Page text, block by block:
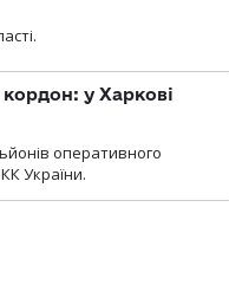
кордон: у Харкові
оперативного
України.